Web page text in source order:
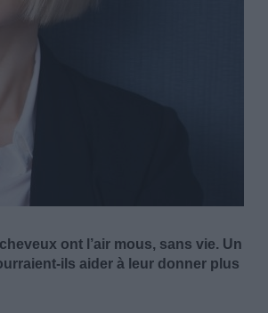
ont l’air mous, sans vie. Un
ils aider à leur donner plus